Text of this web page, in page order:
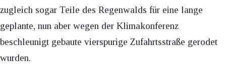
zugleich sogar Teile des Regenwalds für eine lange
geplante, nun aber wegen der Klimakonferenz
beschleunigt gebaute vierspurige Zufahrtsstraße gerodet
wurden.